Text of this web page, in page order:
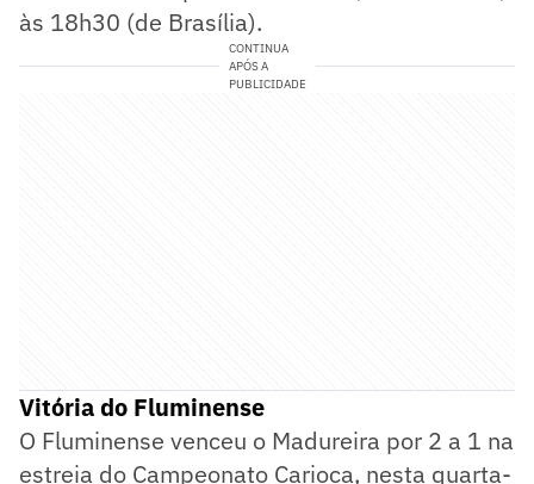
às 18h30 (de Brasília).
CONTINUA
APÓS A
PUBLICIDADE
Vitória do Fluminense
O Fluminense venceu o Madureira por 2 a 1 na
estreia do Campeonato Carioca, nesta quarta-